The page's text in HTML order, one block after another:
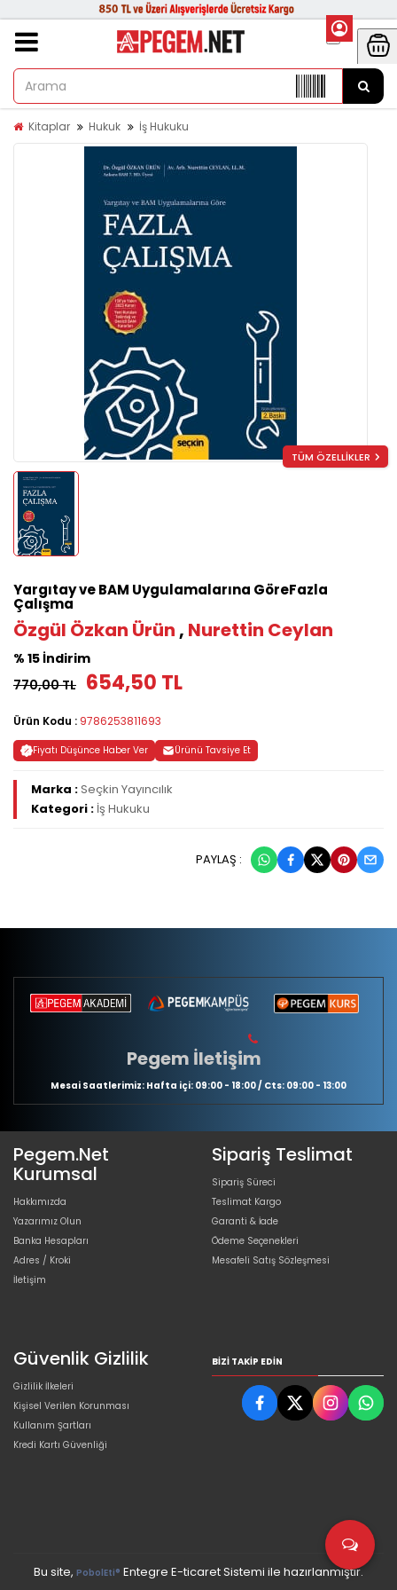
Kitaplar Hukuk İş Hukuku
TÜM ÖZELLİKLER
Yargıtay ve BAM Uygulamalarına GöreFazla
Çalışma
Özgül Özkan Ürün , Nurettin Ceylan
% 15 İndirim
770,00 TL 654,50 TL
Ürün Kodu : 9786253811693
Fiyatı Düşünce Haber Ver Ürünü Tavsiye Et
Marka :Seçkin Yayıncılık
Kategori : İş Hukuku
PAYLAŞ :
Pegem İletişim
Mesai Saatlerimiz: Hafta içi: 09:00 - 18:00 / Cts: 09:00 - 13:00
Pegem.Net
Kurumsal
Hakkımızda
Yazarımız Olun
Banka Hesapları
Adres / Kroki
İletişim
Sipariş Teslimat
Sipariş Süreci
Teslimat Kargo
Garanti & İade
Ödeme Seçenekleri
Mesafeli Satış Sözleşmesi
Güvenlik Gizlilik
Gizlilik İlkeleri
Kişisel Verilen Korunması
Kullanım Şartları
Kredi Kartı Güvenliği
BIZI TAKIP EDIN
Bu site, PobolEti® Entegre E-ticaret Sistemi ile hazırlanmıştır.